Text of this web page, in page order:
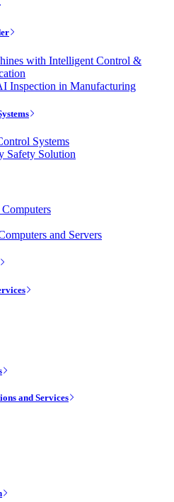
with Intelligent Control &
Inspection in Manufacturing
Systems
Safety Solution
and Servers
and Services